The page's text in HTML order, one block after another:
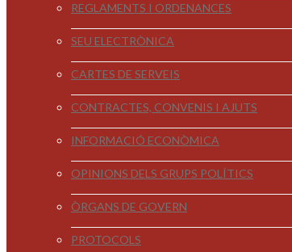
REGLAMENTS I ORDENANCES
SEU ELECTRÒNICA
CARTES DE SERVEIS
CONTRACTES, CONVENIS I AJUTS
INFORMACIÓ ECONÒMICA
OPINIONS DELS GRUPS POLÍTICS
ÒRGANS DE GOVERN
PROTOCOLS